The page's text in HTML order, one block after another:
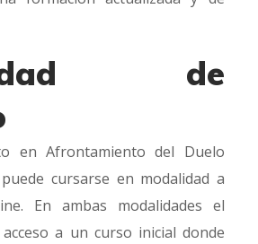
de
en Afrontamiento del Duelo
cursarse en modalidad a
En ambas modalidades el
a un curso inicial donde